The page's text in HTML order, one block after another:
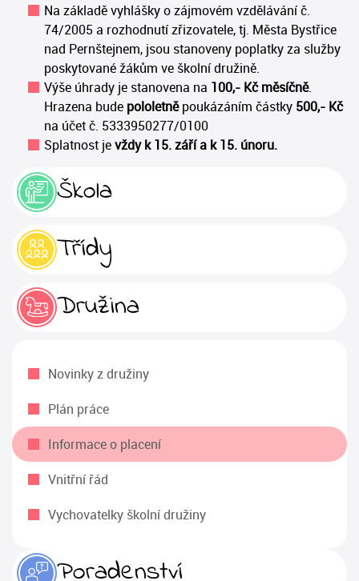
Škola
Třídy
Družina
Novinky z družiny
Plán práce
Informace o placení
Vnitřní řád
Vychovatelky školní družiny
Poradenství
Na základě vyhlášky o zájmovém vzdělávání č.
74/2005 a rozhodnutí zřizovatele, tj. Města Bystřice
nad Pernštejnem, jsou stanoveny poplatky za služby
poskytované žákům ve školní družině.
Výše úhrady je stanovena na 100,- Kč měsíčně.
Hrazena bude pololetněpoukázáním částky 500,- Kč
na účet č. 5333950277/0100
Splatnost jevždy k 15. září a k 15. únoru.